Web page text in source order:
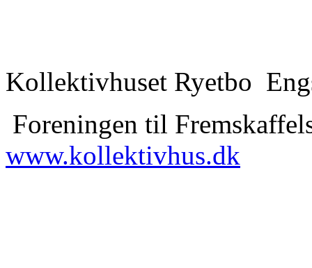
Kollektivhuset Ryetbo
Foreningen til
www.kollektivhus.dk